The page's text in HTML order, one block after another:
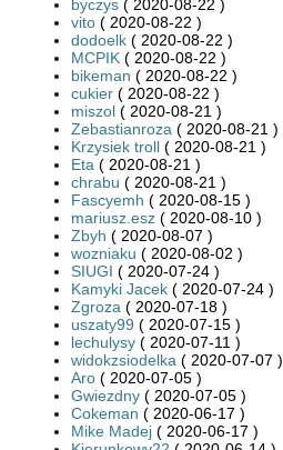
byczys ( 2020-08-22 )
vito ( 2020-08-22 )
dodoelk ( 2020-08-22 )
MCPIK ( 2020-08-22 )
bikeman ( 2020-08-22 )
cukier ( 2020-08-22 )
miszol ( 2020-08-21 )
Zebastianroza ( 2020-08-21 )
Krzysiek troll ( 2020-08-21 )
Eta ( 2020-08-21 )
chrabu ( 2020-08-21 )
Fascyemh ( 2020-08-15 )
mariusz.esz ( 2020-08-10 )
Zbyh ( 2020-08-07 )
wozniaku ( 2020-08-02 )
SIUGI ( 2020-07-24 )
Kamyki Jacek ( 2020-07-24 )
Zgroza ( 2020-07-18 )
uszaty99 ( 2020-07-15 )
lechulysy ( 2020-07-11 )
widokzsiodelka ( 2020-07-07 )
Aro ( 2020-07-05 )
Gwiezdny ( 2020-07-05 )
Cokeman ( 2020-06-17 )
Mike Madej ( 2020-06-17 )